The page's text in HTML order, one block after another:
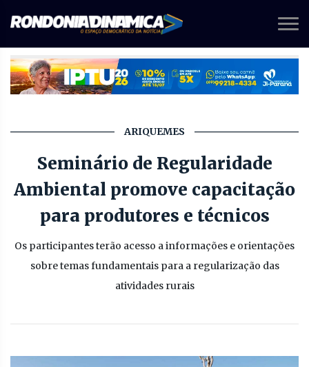
ARIQUEMES
Seminário de Regularidade
Ambiental promove capacitação
para produtores e técnicos
Os participantes terão acesso a informações e orientações
sobre temas fundamentais para a regularização das
atividades rurais